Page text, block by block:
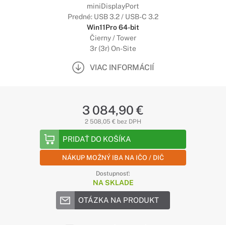
miniDisplayPort
Predné: USB 3.2 / USB-C 3.2
Win11Pro 64-bit
Čierny / Tower
3r (3r) On-Site
VIAC INFORMÁCIÍ
3 084,90 €
2 508,05 € bez DPH
PRIDAŤ DO KOŠÍKA
NÁKUP MOŽNÝ IBA NA IČO / DIČ
Dostupnosť:
NA SKLADE
OTÁZKA NA PRODUKT